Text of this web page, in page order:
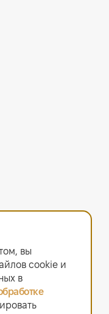
данных
его лучше.
с использованием
вы
сооkiе и
в